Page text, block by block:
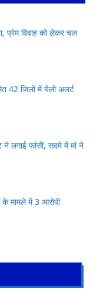
प्रेम विवाह को लेकर चल
42 जिलों में येलो अलर्ट
लगाई फांसी, सदमे में मां ने
मामले में 3 आरोपी